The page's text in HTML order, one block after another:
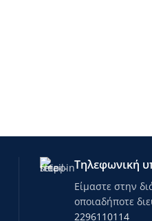
Τηλεφωνική
Είμαστε στην
οποιαδήποτε
2296110114